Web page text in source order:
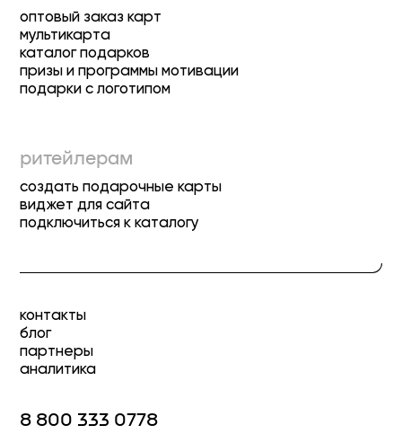
оптовый заказ карт
мультикарта
каталог подарков
призы и программы мотивации
подарки с логотипом
ритейлерам
создать подарочные карты
виджет для сайта
подключиться к каталогу
контакты
блог
партнеры
аналитика
8 800 333 0778